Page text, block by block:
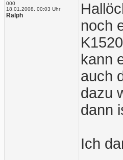
000
18.01.2008, 00:03 Uhr
Ralph
noch
kann
auch
dazu
dann
Ich